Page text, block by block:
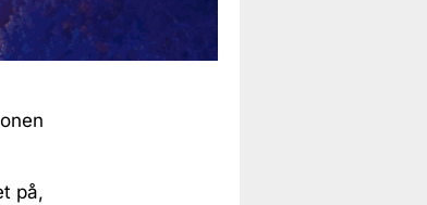
på,